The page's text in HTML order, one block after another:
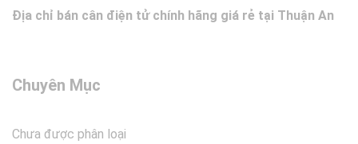
Địa chỉ bán cân điện tử chính hãng giá rẻ tại Thuận An
Chuyên Mục
Chưa được phân loại